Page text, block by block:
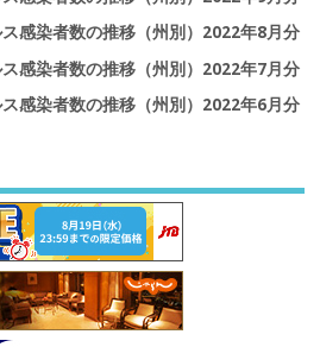
感染者数の推移（州別）2022年8月分
感染者数の推移（州別）2022年7月分
感染者数の推移（州別）2022年6月分